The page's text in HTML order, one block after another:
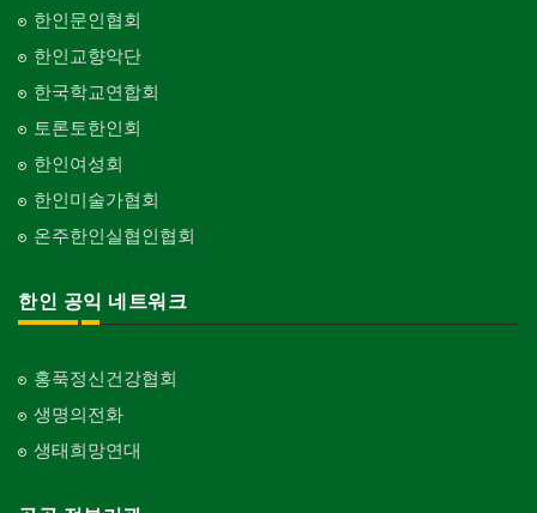
해충구제
현금인출기
ATM
Art Gallery/Framing
행사/이벤트
인벤토리
인터넷/소프트웨어 개발
Internet/Software Development
Architectural Designer
건축개발
단체-음악/미술
Organization-Music/Art
Organization-Buddhist
Organization-Christianity
교회-장로교회
Church-Presbyterian
Church-United
Church-7th Day Adventist
교회-씨 앤 엠에이
Church-C & MA
Church-Full Gospel
한인문인협회
한인교향악단
한국학교연합회
토론토한인회
한인여성회
한인미술가협회
온주한인실협인협회
한인 공익 네트워크
홍푹정신건강협회
생명의전화
생태희망연대